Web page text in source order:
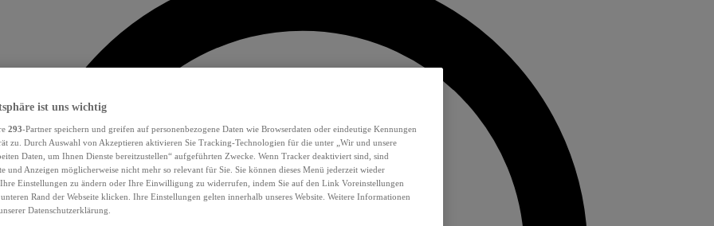
ist uns wichtig
293-Partner speichern und greifen auf personenbezogene Daten wie Browserdaten oder eindeutige Kennungen
zu. Durch Auswahl von Akzeptieren aktivieren Sie Tracking-Technologien für die unter „Wir und unsere
Daten, um Ihnen Dienste bereitzustellen“ aufgeführten Zwecke. Wenn Tracker deaktiviert sind, sind
und Anzeigen möglicherweise nicht mehr so relevant für Sie. Sie können dieses Menü jederzeit wieder
Einstellungen zu ändern oder Ihre Einwilligung zu widerrufen, indem Sie auf den Link Voreinstellungen
Rand der Webseite klicken. Ihre Einstellungen gelten innerhalb unseres Website. Weitere Informationen
Datenschutzerklärung.